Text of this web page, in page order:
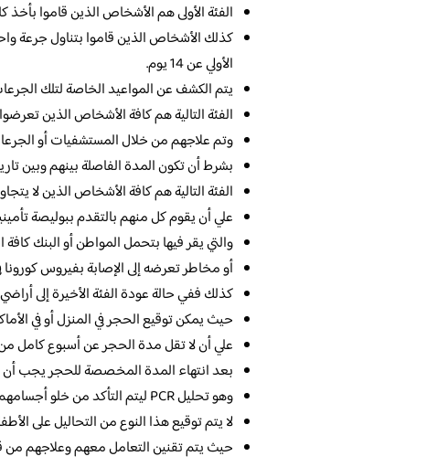
الفئة الأولى هم الأشخاص الذين قاموا بأخذ
كذلك الأشخاص الذين قاموا بتناول جرعة
الأولي عن 14 يوم.
يتم الكشف عن المواعيد الخاصة لتلك
الفئة التالية هم كافة الأشخاص الذين
وتم علاجهم من خلال المستشفيات أو
بشرط أن تكون المدة الفاصلة بينهم وبين تاريخ
الفئة التالية هم كافة الأشخاص الذين لا يتجاوز
علي أن يقوم كل منهم بالتقدم ببوليصة
والتي يقر فيها بتحمل المواطن أو البنك
أو مخاطر تعرضه إلى الإصابة بفيروس
كذلك ففي حالة عودة الفئة الأخيرة إلى
حيث يمكن توقيع الحجر في المنزل أو في
علي أن لا تقل مدة الحجر عن أسبوع كامل من
بعد انتهاء المدة المخصصة للحجر يجب أن
وهو تحليل PCR ليتم التأكد من خلو أجسامهم من فيروس كورونا بصورة نهائية.
لا يتم توقيع هذا النوع من التحاليل على الأطفال
حيث يتم تقنين التعامل معهم وعلاجهم من